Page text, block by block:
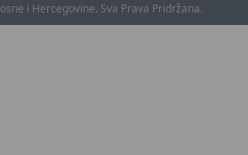
i Hercegovine. Sva Prava Pridržana.